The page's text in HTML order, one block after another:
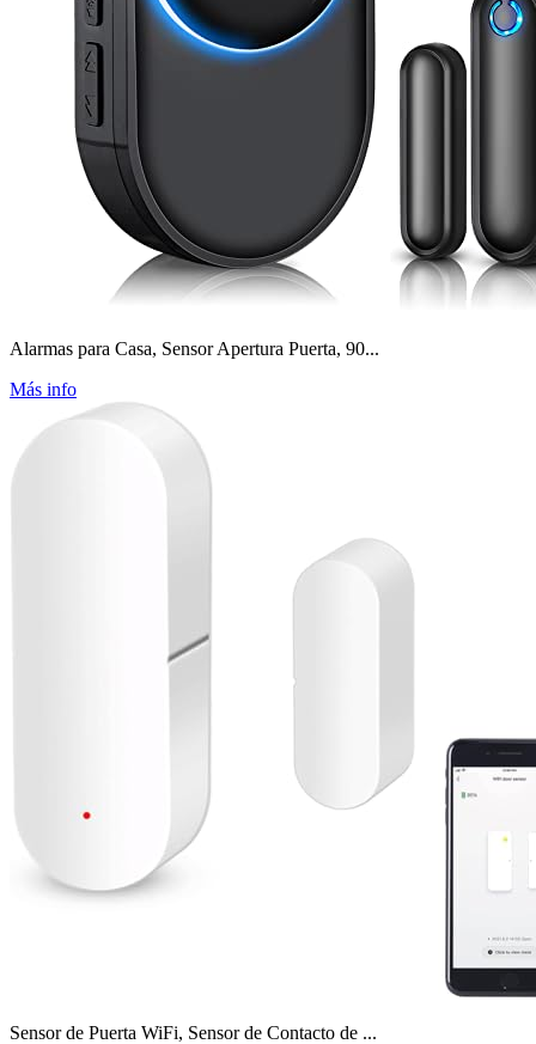
Alarmas para Casa, Sensor Apertura Puerta, 90...
Más info
Sensor de Puerta WiFi, Sensor de Contacto de ...